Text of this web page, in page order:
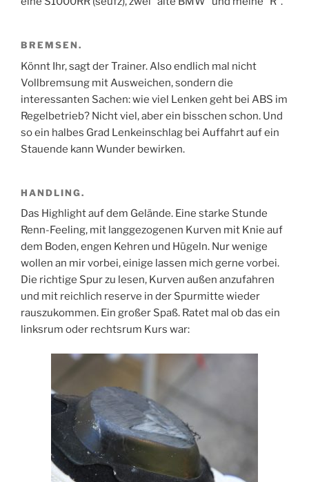
BREMSEN.
Könnt Ihr, sagt der Trainer. Also endlich mal nicht
Vollbremsung mit Ausweichen, sondern die
interessanten Sachen: wie viel Lenken geht bei ABS im
Regelbetrieb? Nicht viel, aber ein bisschen schon. Und
so ein halbes Grad Lenkeinschlag bei Auffahrt auf ein
Stauende kann Wunder bewirken.
HANDLING.
Das Highlight auf dem Gelände. Eine starke Stunde
Renn-Feeling, mit langgezogenen Kurven mit Knie auf
dem Boden, engen Kehren und Hügeln. Nur wenige
wollen an mir vorbei, einige lassen mich gerne vorbei.
Die richtige Spur zu lesen, Kurven außen anzufahren
und mit reichlich reserve in der Spurmitte wieder
rauszukommen. Ein großer Spaß. Ratet mal ob das ein
linksrum oder rechtsrum Kurs war: